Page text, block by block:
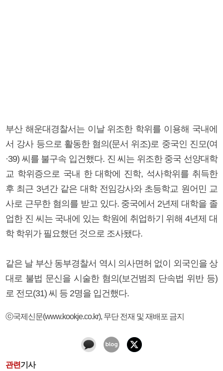
부산 해운대경찰서는 이날 위조한 학위를 이용해 국내에
서 강사 등으로 활동한 혐의(문서 위조)로 중국인 진모(여
·39) 씨를 불구속 입건했다. 진 씨는 위조한 중국 선양대학
교 학위증으로 국내 한 대학에 진학, 석사학위를 취득한
후 최근 3년간 같은 대학 전임강사와 초등학교 원어민 교
사로 근무한 혐의를 받고 있다. 중국에서 2년제 대학을 졸
업한 진 씨는 국내에 있는 학원에 취업하기 위해 4년제 대
학 학위가 필요했던 것으로 조사됐다.
같은 날 부산 동부경찰서 역시 의사면허 없이 외국인을 상
대로 불법 문신을 시술한 혐의(보건범죄 단속법 위반 등)
로 전모(31) 씨 등 2명을 입건했다.
ⓒ국제신문(www.kookje.co.kr), 무단 전재 및 재배포 금지
관련기사